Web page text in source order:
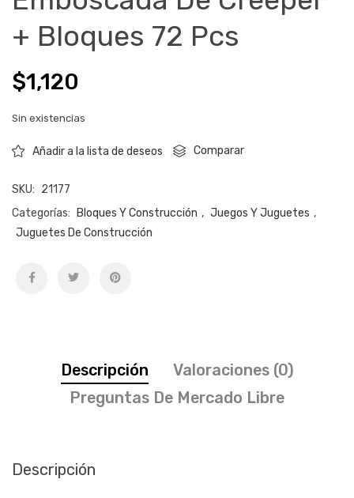
+ Bloques 72 Pcs
$1,120
Sin existencias
Añadir a la lista de deseos Comparar
SKU: 21177
Categorías:
Bloques Y Construcción , Juegos Y Juguetes ,
Juguetes De Construcción
Descripción
Valoraciones (0)
Preguntas De Mercado Libre
Descripción